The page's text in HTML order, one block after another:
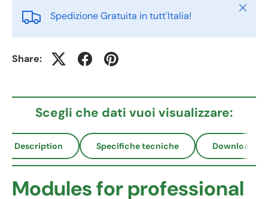
Spedizione Gratuita in tutt'Italia!
Close
Share:
Scegli che dati vuoi visualizzare:
Description Specifiche tecniche Download
Modules for professional